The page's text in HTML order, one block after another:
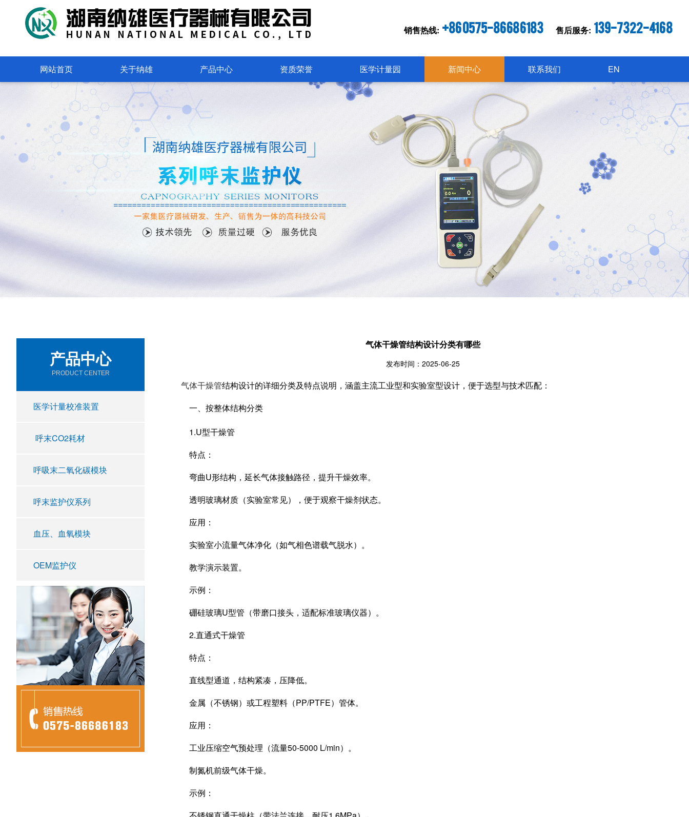
销售热线: +86 0575-86686183 售后服务: 139-7322-4168
网站首页 关于纳雄 产品中心 资质荣誉 医学计量园 新闻中心 联系我们 EN
产品中心
PRODUCT CENTER
医学计量校准装置
呼末CO2耗材
呼吸末二氧化碳模块
呼末监护仪系列
血压、血氧模块
OEM监护仪
气体干燥管结构设计分类有哪些
发布时间：2025-06-25
气体干燥管结构设计的详细分类及特点说明，涵盖主流工业型和实验室型设计，便于选型与技术匹配：
一、按整体结构分类
1.U型干燥管
特点：
弯曲U形结构，延长气体接触路径，提升干燥效率。
透明玻璃材质（实验室常见），便于观察干燥剂状态。
应用：
实验室小流量气体净化（如气相色谱载气脱水）。
教学演示装置。
示例：
硼硅玻璃U型管（带磨口接头，适配标准玻璃仪器）。
2.直通式干燥管
特点：
直线型通道，结构紧凑，压降低。
金属（不锈钢）或工程塑料（PP/PTFE）管体。
应用：
工业压缩空气预处理（流量50-5000 L/min）。
制氮机前级气体干燥。
示例：